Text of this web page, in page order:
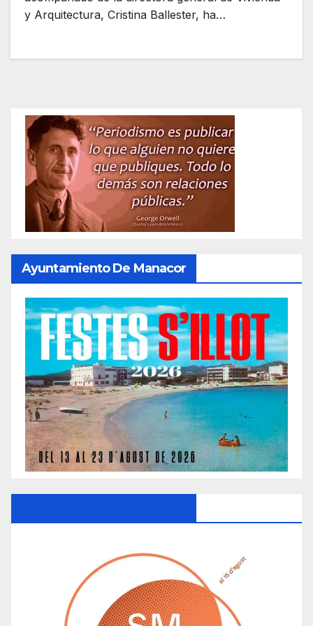
y Arquitectura, Cristina Ballester, ha…
Ayuntamiento De Manacor